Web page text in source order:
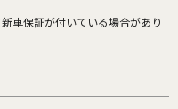
車保証が付いている場合があり